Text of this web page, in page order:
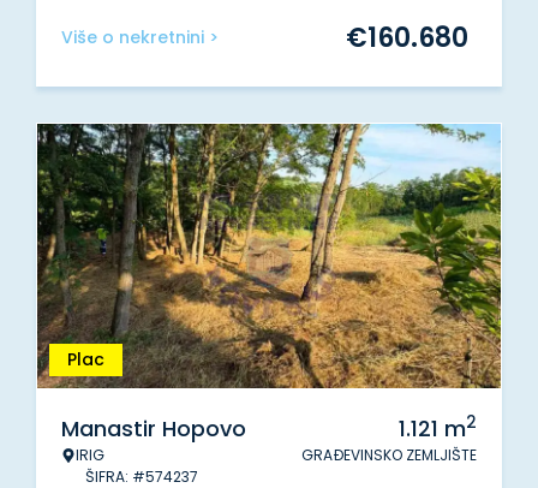
Više o nekretnini > €160.680
Plac
Manastir Hopovo
IRIG
ŠIFRA: #574237
1.121 m2
GRAĐEVINSKO ZEMLJIŠTE